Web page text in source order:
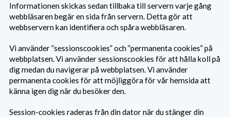
Informationen skickas sedan tillbaka till servern varje gång
webbläsaren begär en sida från servern. Detta gör att
webbservern kan identifiera och spåra webbläsaren.
Vi använder ”sessionscookies” och ”permanenta cookies” på
webbplatsen. Vi använder sessionscookies för att hålla koll på
dig medan du navigerar på webbplatsen. Vi använder
permanenta cookies för att möjliggöra för vår hemsida att
känna igen dig när du besöker den.
Session-cookies raderas från din dator när du stänger din